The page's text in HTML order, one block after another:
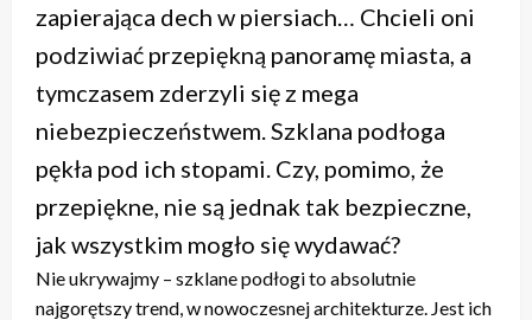
zapierająca dech w piersiach… Chcieli oni
podziwiać przepiękną panoramę miasta, a
tymczasem zderzyli się z mega
niebezpieczeństwem. Szklana podłoga
pękła pod ich stopami. Czy, pomimo, że
przepiękne, nie są jednak tak bezpieczne,
jak wszystkim mogło się wydawać?
Nie ukrywajmy – szklane podłogi to absolutnie
najgorętszy trend, w nowoczesnej architekturze. Jest ich